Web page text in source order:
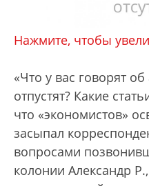
Нажмите, чтобы
«Что у вас говорят
отпустят? Какие
что «экономистов»
засыпал
вопросами
колонии Александр